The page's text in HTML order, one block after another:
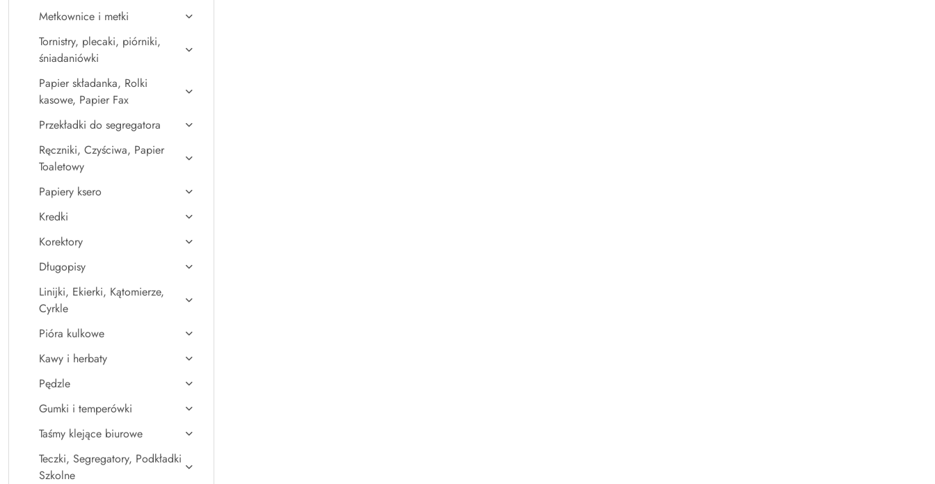
Metkownice i metki
Tornistry, plecaki, piórniki,
śniadaniówki
Papier składanka, Rolki
kasowe, Papier Fax
Przekładki do segregatora
Ręczniki, Czyściwa, Papier
Toaletowy
Papiery ksero
Kredki
Korektory
Długopisy
Linijki, Ekierki, Kątomierze,
Cyrkle
Pióra kulkowe
Kawy i herbaty
Pędzle
Gumki i temperówki
Taśmy klejące biurowe
Teczki, Segregatory, Podkładki
Szkolne